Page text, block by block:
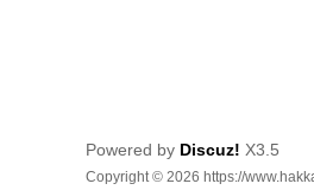
Powered by Discuz! X3.5
Copyright © 2026 https://